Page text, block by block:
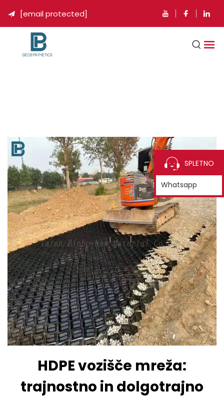
 [email protected]
HDPE vozišče mreža:
trajnostno in dolgotrajno
SPLETNO
Whatsapp